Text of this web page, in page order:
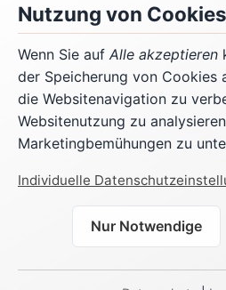
Kontakt
Impressum
RECHTLICHES
Cookies
© 1994-2026 GANDKE MARKETING &
SUCCESS
Nutzung von
Wenn Sie auf Alle akzeptieren
der Speicherung von Cookies
die Websitenavigation zu
Websitenutzung zu
Marketingbemühungen zu
Individuelle
Nur Notwendige